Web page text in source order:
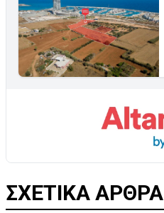
ΣΧΕΤΙΚΑ ΑΡΘΡΑ